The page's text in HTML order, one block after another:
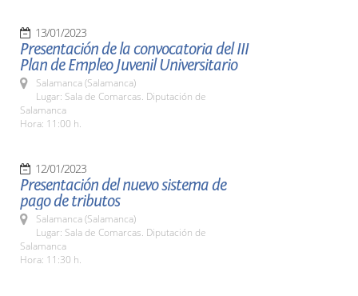
13/01/2023
Presentación de la convocatoria del III
Plan de Empleo Juvenil Universitario
Salamanca (Salamanca)
Lugar: Sala de Comarcas. Diputación de
Salamanca
Hora: 11:00 h.
12/01/2023
Presentación del nuevo sistema de
pago de tributos
Salamanca (Salamanca)
Lugar: Sala de Comarcas. Diputación de
Salamanca
Hora: 11:30 h.